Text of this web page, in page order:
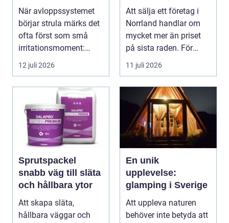
stopp och
vattenskador i
fastigheten
När avloppssystemet
börjar strula märks det
ofta först som små
irritationsmoment:
långsam avrinning ...
12 juli 2026
lönsam affär
Att sälja ett företag i
Norrland handlar om
mycket mer än priset
på sista raden. För
många entrepren...
11 juli 2026
Sprutspackel
snabb väg till släta
och hållbara ytor
Att skapa släta,
hållbara väggar och
En unik
upplevelse:
glamping i Sverige
Att uppleva naturen
behöver inte betyda att